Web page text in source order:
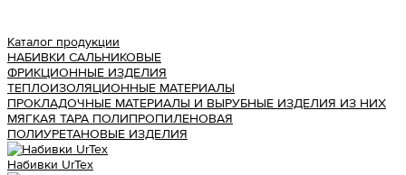
Каталог продукции
НАБИВКИ САЛЬНИКОВЫЕ
ФРИКЦИОННЫЕ ИЗДЕЛИЯ
ТЕПЛОИЗОЛЯЦИОННЫЕ МАТЕРИАЛЫ
ПРОКЛАДОЧНЫЕ МАТЕРИАЛЫ И ВЫРУБНЫЕ ИЗДЕЛИЯ ИЗ НИХ
МЯГКАЯ ТАРА ПОЛИПРОПИЛЕНОВАЯ
ПОЛИУРЕТАНОВЫЕ ИЗДЕЛИЯ
Набивки UrTex